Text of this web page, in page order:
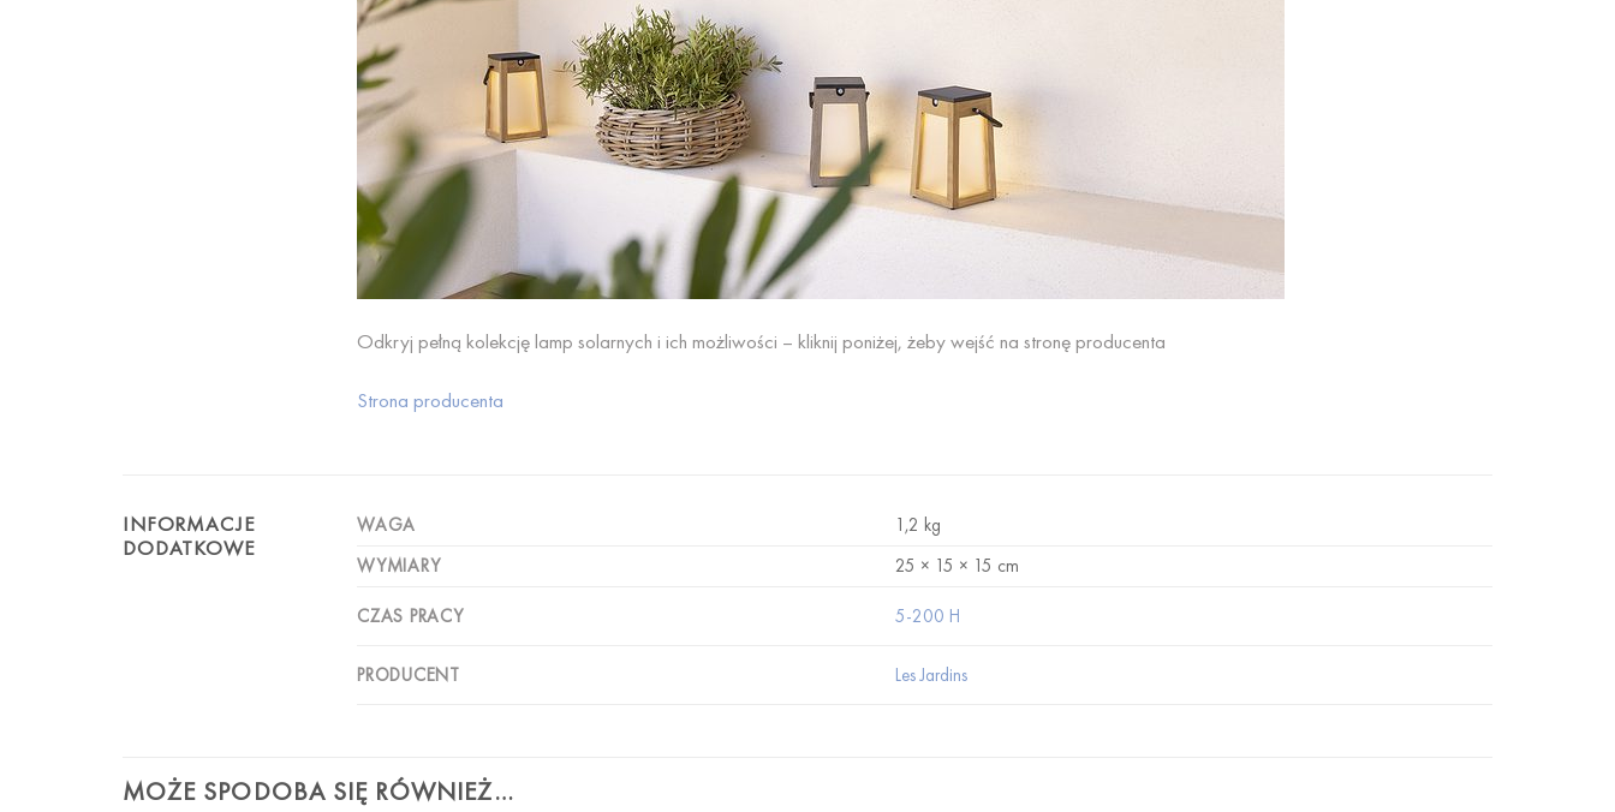
Odkryj pełną kolekcję lamp solarnych i ich możliwości – kliknij poniżej, żeby wejść na stronę producenta
Strona producenta
INFORMACJE
DODATKOWE
WAGA
1,2 kg
WYMIARY
25 × 15 × 15 cm
CZAS PRACY 5-200 H
PRODUCENT Les Jardins
MOŻE SPODOBA SIĘ RÓWNIEŻ…